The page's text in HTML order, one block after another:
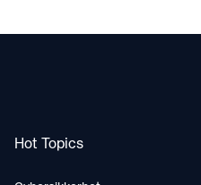
Hot Topics